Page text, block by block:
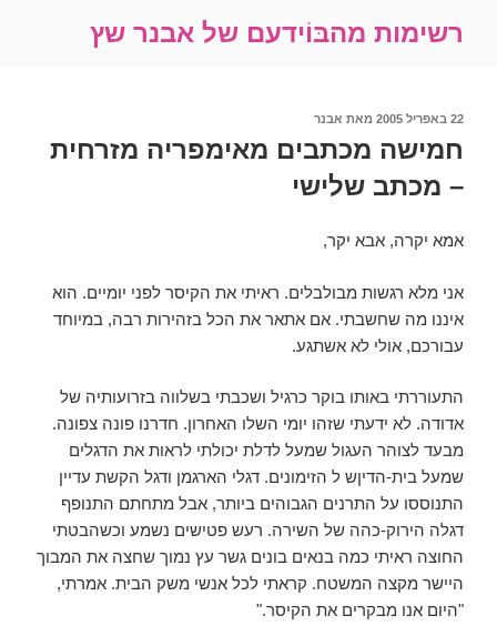
לתוכןרשימות מהבּוֹידעם של אבנר שץ
פורסם
22 באפריל 2005 מאת אבנר
חמישה מכתבים מאימפריה מזרחית
– מכתב שלישי
אמא יקרה, אבא יקר,
אני מלא רגשות מבולבלים. ראיתי את הקיסר לפני יומיים. הוא
איננו מה שחשבתי. אם אתאר את הכל בזהירות רבה, במיוחד
עבורכם, אולי לא אשתגע.
התעוררתי באותו בוקר כרגיל ושכבתי בשלווה בזרועותיה של
אדודה. לא ידעתי שזהו יומי השלו האחרון. חדרנו פונה צפונה.
מבעד לצוהר העגול שמעל לדלת יכולתי לראות את הדגלים
שמעל בית-הדיןש ל הזימונים. דגלי הארגמן ודגל הקשת עדיין
התנוססו על התרנים הגבוהים ביותר, אבל מתחתם התנופף
דגלה הירוק-כהה של השירה. רעש פטישים נשמע וכשהבטתי
החוצה ראיתי כמה בנאים בונים גשר עץ נמוך שחצה את המבוך
היישר מקצה המשטח. קראתי לכל אנשי משק הבית. אמרתי,
"היום אנו מבקרים את הקיסר."